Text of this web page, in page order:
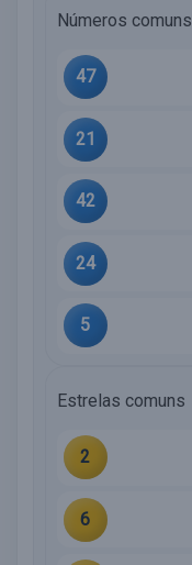
Números comuns
47
21
42
24
5
Estrelas comuns
2
6